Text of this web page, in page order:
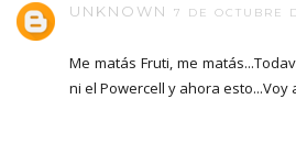
UNKNOWN 7 DE OCTUBRE
Me matás Fruti, me
ni el Powercell y ahora esto...Voy